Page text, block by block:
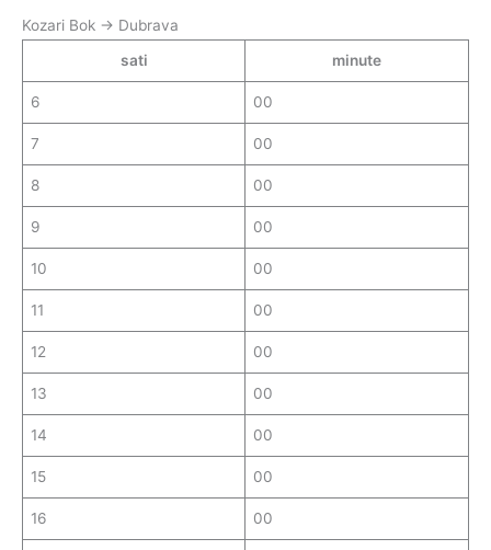
Kozari Bok → Dubrava
sati
minute
6 00
7 00
8 00
9 00
10 00
11 00
12 00
13 00
14 00
15 00
16 00